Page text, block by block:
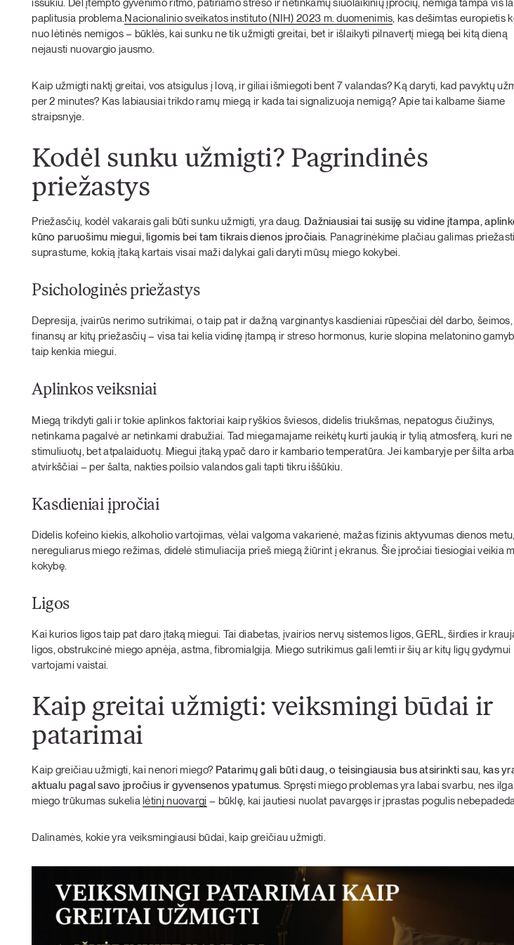
iššūkiu. Dėl įtempto gyvenimo ritmo, patiriamo streso ir netinkamų šiuolaikinių įpročių, nemiga tampa vis
paplitusia problema.Nacionalinio sveikatos instituto (NIH) 2023 m. duomenimis, kas dešimtas europietis
nuo lėtinės nemigos – būklės, kai sunku ne tik užmigti greitai, bet ir išlaikyti pilnavertį miegą bei kitą dieną
nejausti nuovargio jausmo.
Kaip užmigti naktį greitai, vos atsigulus į lovą, ir giliai išmiegoti bent 7 valandas? Ką daryti, kad pavyktų
per 2 minutes? Kas labiausiai trikdo ramų miegą ir kada tai signalizuoja nemigą? Apie tai kalbame šiame
straipsnyje.
Kodėl sunku užmigti? Pagrindinės
priežastys
Priežasčių, kodėl vakarais gali būti sunku užmigti, yra daug. Dažniausiai tai susiję su vidine įtampa,
kūno paruošimu miegui, ligomis bei tam tikrais dienos įpročiais. Panagrinėkime plačiau galimas
suprastume, kokią įtaką kartais visai maži dalykai gali daryti mūsų miego kokybei.
Psichologinės priežastys
Depresija, įvairūs nerimo sutrikimai, o taip pat ir dažną varginantys kasdieniai rūpesčiai dėl darbo, šeimos,
finansų ar kitų priežasčių – visa tai kelia vidinę įtampą ir streso hormonus, kurie slopina melatonino
taip kenkia miegui.
Aplinkos veiksniai
Miegą trikdyti gali ir tokie aplinkos faktoriai kaip ryškios šviesos, didelis triukšmas, nepatogus čiužinys,
netinkama pagalvė ar netinkami drabužiai. Tad miegamajame reikėtų kurti jaukią ir tylią atmosferą, kuri ne
stimuliuotų, bet atpalaiduotų. Miegui įtaką ypač daro ir kambario temperatūra. Jei kambaryje per šilta arba
atvirkščiai – per šalta, nakties poilsio valandos gali tapti tikru iššūkiu.
Kasdieniai įpročiai
Didelis kofeino kiekis, alkoholio vartojimas, vėlai valgoma vakarienė, mažas fizinis aktyvumas dienos metu,
nereguliarus miego režimas, didelė stimuliacija prieš miegą žiūrint į ekranus. Šie įpročiai tiesiogiai veikia
kokybę.
Ligos
Kai kurios ligos taip pat daro įtaką miegui. Tai diabetas, įvairios nervų sistemos ligos, GERL, širdies ir
ligos, obstrukcinė miego apnėja, astma, fibromialgija. Miego sutrikimus gali lemti ir šių ar kitų ligų gydymui
vartojami vaistai.
Kaip greitai užmigti: veiksmingi būdai ir
patarimai
Kaip greičiau užmigti, kai nenori miego? Patarimų gali būti daug, o teisingiausia bus atsirinkti sau, kas
aktualu pagal savo įpročius ir gyvensenos ypatumus. Spręsti miego problemas yra labai svarbu, nes
miego trūkumas sukelialėtinį nuovargį – būklę, kai jautiesi nuolat pavargęs ir įprastas pogulis
Dalinamės, kokie yra veiksmingiausi būdai, kaip greičiau užmigti.